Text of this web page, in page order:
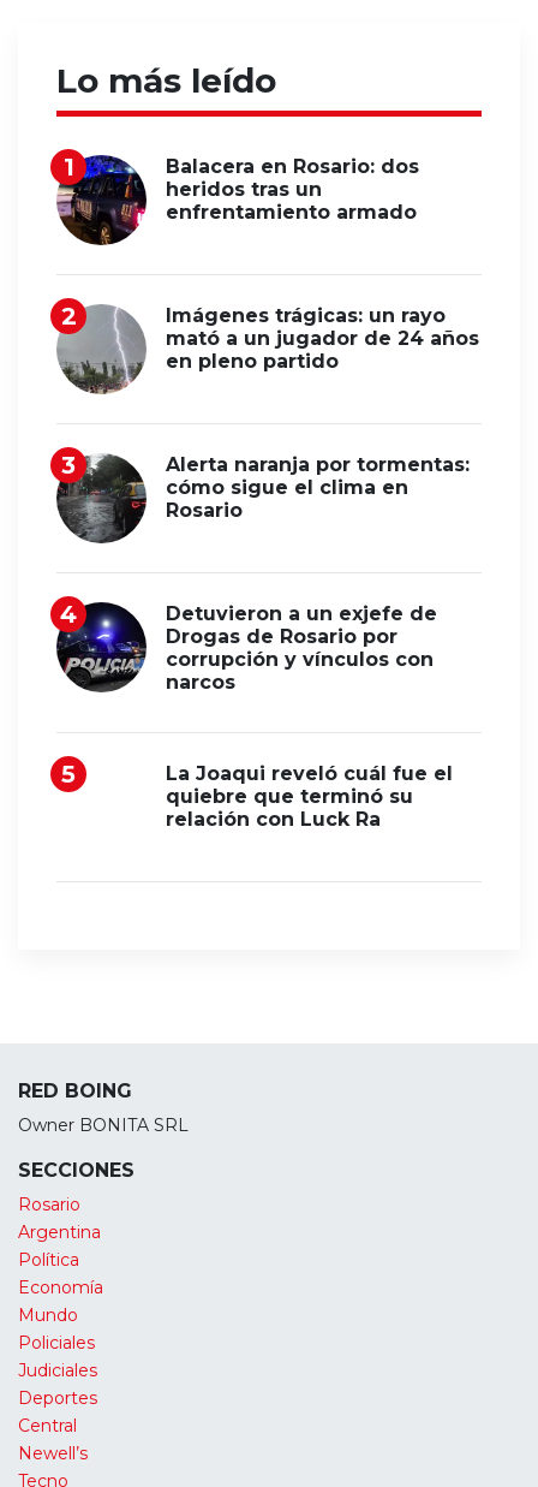
Lo más leído
Balacera en Rosario: dos
heridos tras un
enfrentamiento armado
Imágenes trágicas: un rayo
mató a un jugador de 24 años
en pleno partido
Alerta naranja por tormentas:
cómo sigue el clima en
Rosario
Detuvieron a un exjefe de
Drogas de Rosario por
corrupción y vínculos con
narcos
La Joaqui reveló cuál fue el
quiebre que terminó su
relación con Luck Ra
RED BOING
Owner BONITA SRL
SECCIONES
Rosario
Argentina
Política
Economía
Mundo
Policiales
Judiciales
Deportes
Central
Newell’s
Tecno